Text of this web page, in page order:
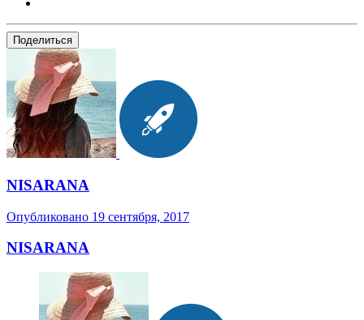
Поделиться
NISARANA
Опубликовано 19 сентября, 2017
NISARANA